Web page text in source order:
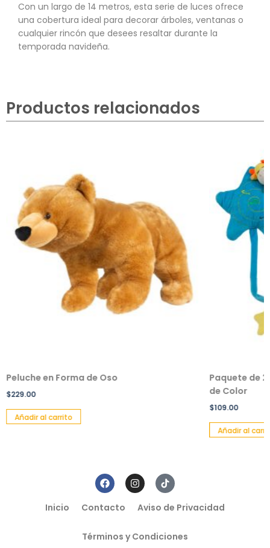
Con un largo de 14 metros, esta serie de luces ofrece
una cobertura ideal para decorar árboles, ventanas o
cualquier rincón que desees resaltar durante la
temporada navideña.
Productos relacionados
Peluche en Forma de Oso
$229.00
Añadir al carrito
Paquete de
de Color
$109.00
Añadir al
Inicio Contacto Aviso de Privacidad
Términos y Condiciones